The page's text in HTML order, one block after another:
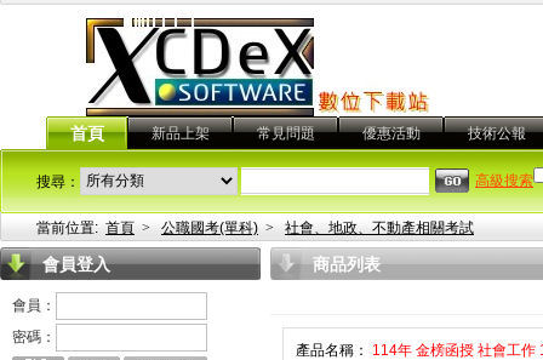
首頁 新品上架 常見問題 優惠活動 技術公報
搜尋： 高級搜索
當前位置: 首頁 > 公職國考(單科) > 社會、地政、不動產相關考試
會員登入
會員：
密碼：
商品列表
產品名稱： 114年 金榜函授 社會工